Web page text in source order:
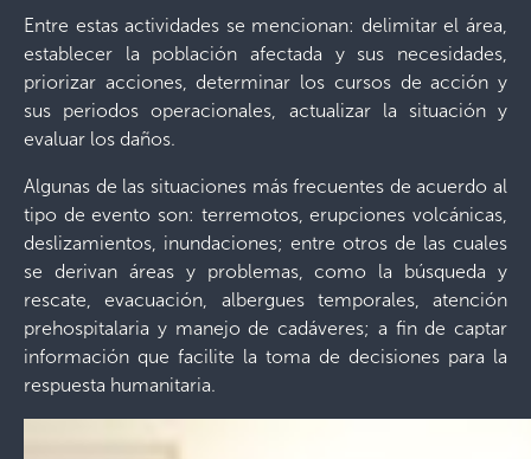
Entre estas actividades se mencionan: delimitar el área,
establecer la población afectada y sus necesidades,
priorizar acciones, determinar los cursos de acción y
sus periodos operacionales, actualizar la situación y
evaluar los daños.
Algunas de las situaciones más frecuentes de acuerdo al
tipo de evento son: terremotos, erupciones volcánicas,
deslizamientos, inundaciones; entre otros de las cuales
se derivan áreas y problemas, como la búsqueda y
rescate, evacuación, albergues temporales, atención
prehospitalaria y manejo de cadáveres; a fin de captar
información que facilite la toma de decisiones para la
respuesta humanitaria.